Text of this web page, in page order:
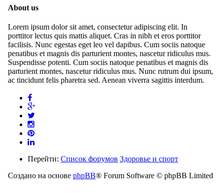
About us
Lorem ipsum dolor sit amet, consectetur adipiscing elit. In
porttitor lectus quis mattis aliquet. Cras in nibh et eros porttitor
facilisis. Nunc egestas eget leo vel dapibus. Cum sociis natoque
penatibus et magnis dis parturient montes, nascetur ridiculus mus.
Suspendisse potenti. Cum sociis natoque penatibus et magnis dis
parturient montes, nascetur ridiculus mus. Nunc rutrum dui ipsum,
ac tincidunt felis pharetra sed. Aenean viverra sagittis interdum.
Перейти: Список форумов Здоровье и спорт
Создано на основе phpBB® Forum Software © phpBB Limited